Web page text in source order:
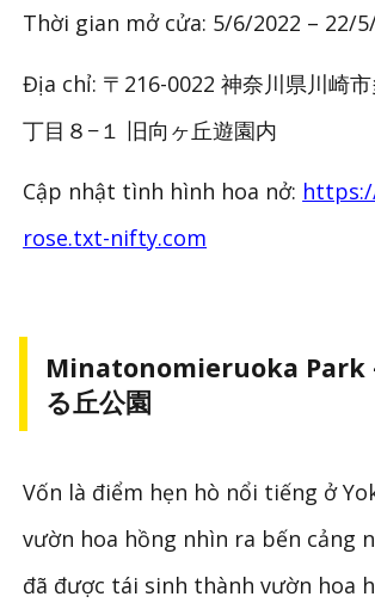
Thời gian mở cửa: 5/6/2022 – 22/
Địa chỉ: 〒216-0022 神奈川県川崎市
丁目８−１ 旧向ヶ丘遊園内
Cập nhật tình hình hoa nở:
rose.txt-nifty.com
Minatonomieruoka Park
る丘公園
Vốn là điểm hẹn hò nổi tiếng ở
vườn hoa hồng nhìn ra bến cảng
đã được tái sinh thành vườn hoa